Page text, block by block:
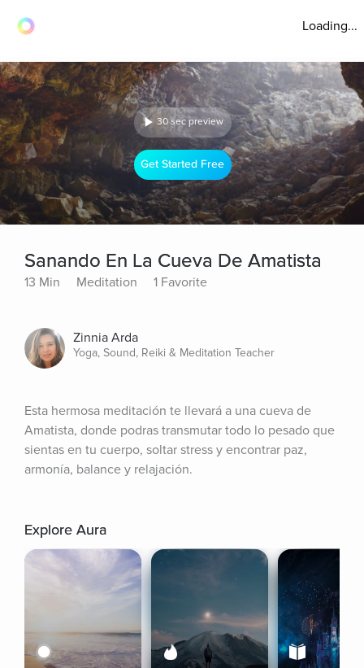
Loading...
30 sec preview
Get Started Free
Sanando En La Cueva De Amatista
13 Min Meditation 1 Favorite
Zinnia Arda
Yoga, Sound, Reiki & Meditation Teacher
Esta hermosa meditación te llevará a una cueva de
Amatista, donde podras transmutar todo lo pesado que
sientas en tu cuerpo, soltar stress y encontrar paz,
armonía, balance y relajación.
Explore Aura